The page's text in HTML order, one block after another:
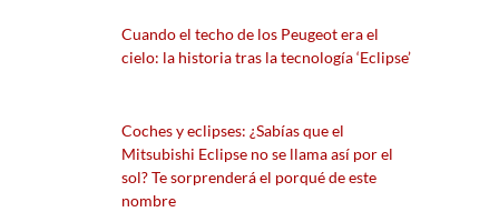
Cuando el techo de los Peugeot era el
cielo: la historia tras la tecnología ‘Eclipse’
Coches y eclipses: ¿Sabías que el
Mitsubishi Eclipse no se llama así por el
sol? Te sorprenderá el porqué de este
nombre